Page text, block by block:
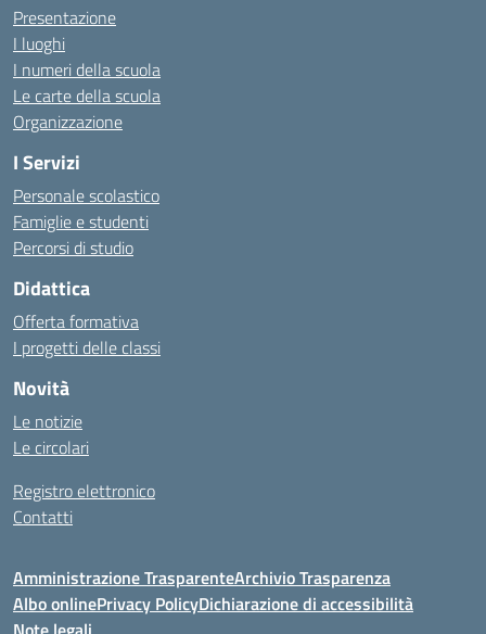
Presentazione
I luoghi
I numeri della scuola
Le carte della scuola
Organizzazione
I Servizi
Personale scolastico
Famiglie e studenti
Percorsi di studio
Didattica
Offerta formativa
I progetti delle classi
Novità
Le notizie
Le circolari
Registro elettronico
Contatti
Amministrazione TrasparenteArchivio Trasparenza
Albo onlinePrivacy PolicyDichiarazione di accessibilità